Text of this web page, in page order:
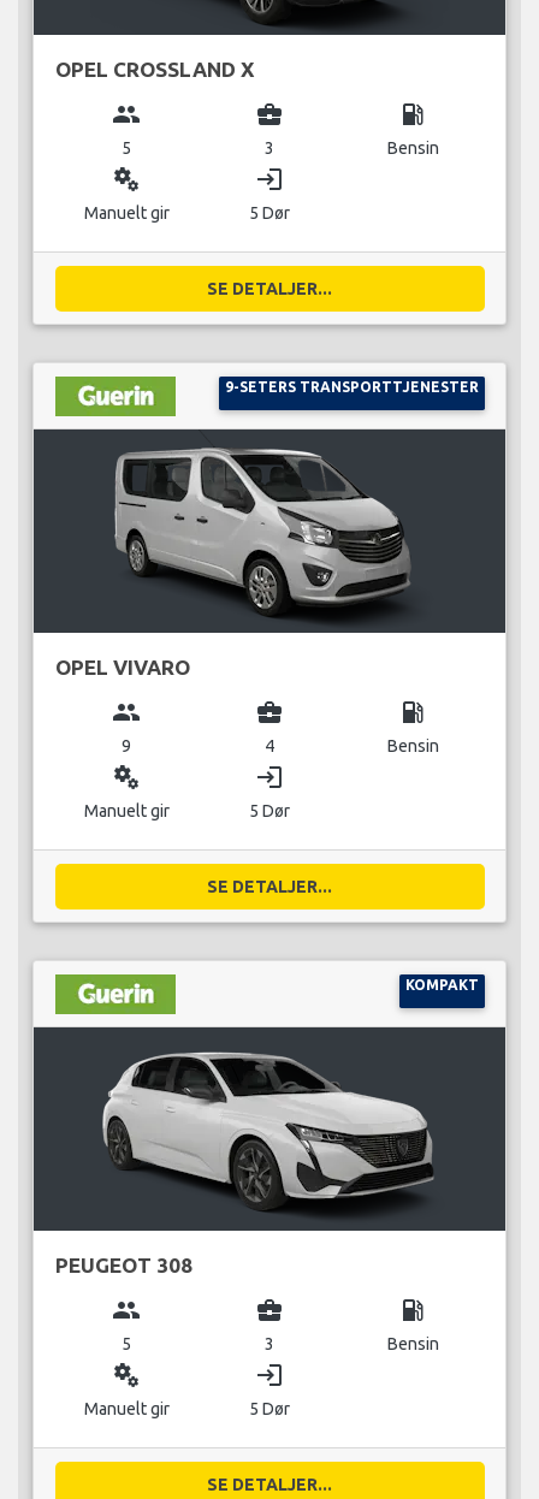
OPEL CROSSLAND X
group
5
business_center
3
local_gas_station
Bensin
miscellaneous_services
Manuelt gir
login
5 Dør
SE DETALJER...
9-SETERS TRANSPORTTJENESTER
OPEL VIVARO
group
9
business_center
4
local_gas_station
Bensin
miscellaneous_services
Manuelt gir
login
5 Dør
SE DETALJER...
KOMPAKT
PEUGEOT 308
group
5
business_center
3
local_gas_station
Bensin
miscellaneous_services
Manuelt gir
login
5 Dør
SE DETALJER...